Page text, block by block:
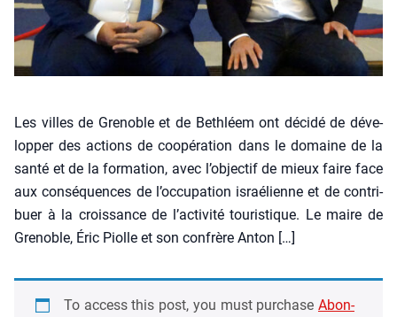
Les villes de Gre­noble et de Beth­léem ont déci­dé de déve­
lop­per des actions de coopé­ra­tion dans le domaine de la
san­té et de la for­ma­tion, avec l’objectif de mieux faire face
aux consé­quences de l’occupation israé­lienne et de contri­
buer à la crois­sance de l’activité tou­ris­tique. Le maire de
Gre­noble, Éric Piolle et son confrère Anton […]
To access this post, you must pur­chase Abon­